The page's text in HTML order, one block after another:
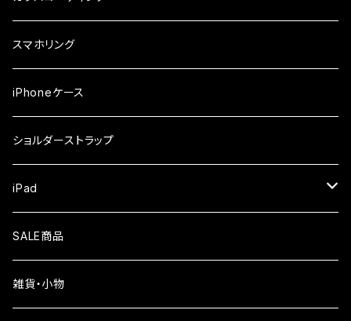
ガラスフィルム
らくらくスマホ
ガラスフィルム
OPPO
ガラスフィルム
Xiaomi
ガラスフィルム
iPhone17ProMax
iPhone16
iPhone15
スマホリング
iPhoneケース
ショルダーストラップ
iPad
液晶フィルム
SALE商品
雑貨・小物